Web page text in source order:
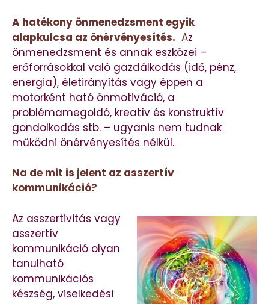
A hatékony önmenedzsment egyik
alapkulcsa az önérvényesítés. Az
önmenedzsment és annak eszközei –
erőforrásokkal való gazdálkodás (idő, pénz,
energia), életirányítás vagy éppen a
motorként ható önmotiváció, a
problémamegoldó, kreatív és konstruktív
gondolkodás stb. – ugyanis nem tudnak
működni önérvényesítés nélkül.
Na de mit is jelent az asszertív
kommunikáció?
Az asszertivitás vagy
asszertív
kommunikáció olyan
tanulható
kommunikációs
készség, viselkedési